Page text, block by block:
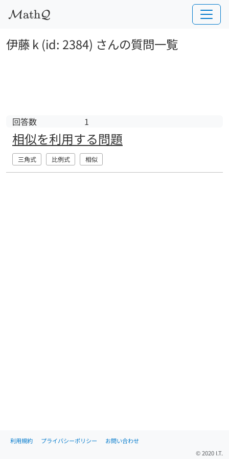
MathQ
伊藤 k (id: 2384) さんの質問一覧
回答数 1
相似を利用する問題
三角式 比例式 相似
利用規約 プライバシーポリシー
お問い合わせ
© 2020 I.T.